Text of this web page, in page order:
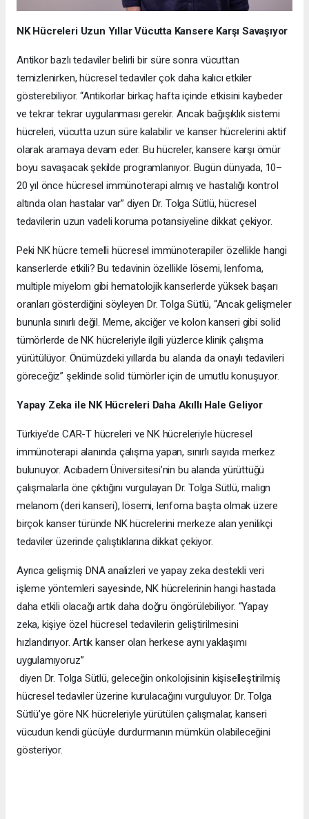
NK Hücreleri Uzun Yıllar Vücutta Kansere Karşı Savaşıyor
Antikor bazlı tedaviler belirli bir süre sonra vücuttan
temizlenirken, hücresel tedaviler çok daha kalıcı etkiler
gösterebiliyor. “Antikorlar birkaç hafta içinde etkisini kaybeder
ve tekrar tekrar uygulanması gerekir. Ancak bağışıklık sistemi
hücreleri, vücutta uzun süre kalabilir ve kanser hücrelerini aktif
olarak aramaya devam eder. Bu hücreler, kansere karşı ömür
boyu savaşacak şekilde programlanıyor. Bugün dünyada, 10–
20 yıl önce hücresel immünoterapi almış ve hastalığı kontrol
altında olan hastalar var” diyen Dr. Tolga Sütlü, hücresel
tedavilerin uzun vadeli koruma potansiyeline dikkat çekiyor.
Peki NK hücre temelli hücresel immünoterapiler özellikle hangi
kanserlerde etkili? Bu tedavinin özellikle lösemi, lenfoma,
multiple miyelom gibi hematolojik kanserlerde yüksek başarı
oranları gösterdiğini söyleyen Dr. Tolga Sütlü, “Ancak gelişmeler
bununla sınırlı değil. Meme, akciğer ve kolon kanseri gibi solid
tümörlerde de NK hücreleriyle ilgili yüzlerce klinik çalışma
yürütülüyor. Önümüzdeki yıllarda bu alanda da onaylı tedavileri
göreceğiz” şeklinde solid tümörler için de umutlu konuşuyor.
Yapay Zeka ile NK Hücreleri Daha Akıllı Hale Geliyor
Türkiye’de CAR-T hücreleri ve NK hücreleriyle hücresel
immünoterapi alanında çalışma yapan, sınırlı sayıda merkez
bulunuyor. Acıbadem Üniversitesi’nin bu alanda yürüttüğü
çalışmalarla öne çıktığını vurgulayan Dr. Tolga Sütlü, malign
melanom (deri kanseri), lösemi, lenfoma başta olmak üzere
birçok kanser türünde NK hücrelerini merkeze alan yenilikçi
tedaviler üzerinde çalıştıklarına dikkat çekiyor.
Ayrıca gelişmiş DNA analizleri ve yapay zeka destekli veri
işleme yöntemleri sayesinde, NK hücrelerinin hangi hastada
daha etkili olacağı artık daha doğru öngörülebiliyor. “Yapay
zeka, kişiye özel hücresel tedavilerin geliştirilmesini
hızlandırıyor. Artık kanser olan herkese aynı yaklaşımı
uygulamıyoruz”
diyen Dr. Tolga Sütlü, geleceğin onkolojisinin kişiselleştirilmiş
hücresel tedaviler üzerine kurulacağını vurguluyor. Dr. Tolga
Sütlü’ye göre NK hücreleriyle yürütülen çalışmalar, kanseri
vücudun kendi gücüyle durdurmanın mümkün olabileceğini
gösteriyor.